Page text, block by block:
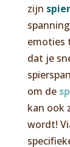
zijn
emoties
dat je
om de
kan ook
wordt!